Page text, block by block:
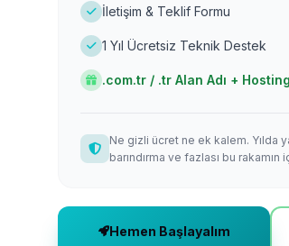
İletişim & Teklif Formu
1 Yıl Ücretsiz Teknik Destek
.com.tr / .tr Alan Adı +
Ne gizli ücret ne ek kalem. Yılda
barındırma ve fazlası bu rakamın
Hemen Başlayalım